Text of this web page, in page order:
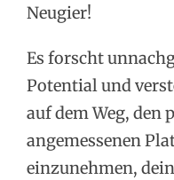
Neugier!
Es forscht
Potential und
auf dem Weg, den
angemessenen
einzunehmen,